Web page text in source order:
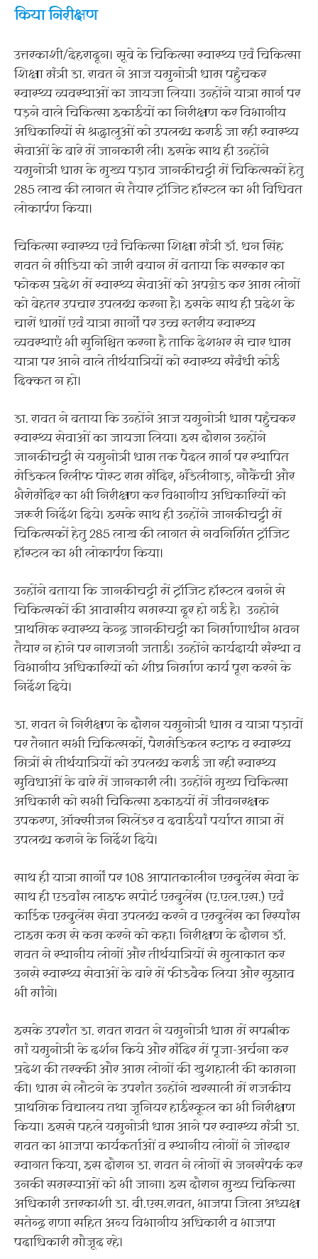
किया निरीक्षण
उत्तरकाशी/देहरादून। सूबे के चिकित्सा स्वास्थ्य एवं चिकित्सा
शिक्षा मंत्री डा. रावत ने आज यमुनोत्री धाम पहुंचकर
स्वास्थ्य व्यवस्थाओं का जायजा लिया। उन्होंने यात्रा मार्ग पर
पड़ने वाले चिकित्सा इकाईयों का निरीक्षण कर विभागीय
अधिकारियों से श्रद्धालुओं को उपलब्ध कराई जा रही स्वास्थ्य
सेवाओं के बारे में जानकारी ली। इसके साथ ही उन्होंने
यमुनोत्री धाम के मुख्य पड़ाव जानकीचट्टी में चिकित्सकों हेतु
285 लाख की लागत से तैयार ट्रॉजिट हॉस्टल का भी विधिवत
लोकार्पण किया।
चिकित्सा स्वास्थ्य एवं चिकित्सा शिक्षा मंत्री डॉ. धन सिंह
रावत ने मीडिया को जारी बयान में बताया कि सरकार का
फोकस प्रदेश में स्वास्थ्य सेवाओं को अपग्रेड कर आम लोगों
को बेहतर उपचार उपलब्ध करना है। इसके साथ ही प्रदेश के
चारों धामों एवं यात्रा मार्गों पर उच्च स्तरीय स्वास्थ्य
व्यवस्थाएं भी सुनिश्चित करना है ताकि देशभर से चार धाम
यात्रा पर आने वाले तीर्थयात्रियों को स्वास्थ्य संबंधी कोई
दिक्कत न हो।
डा. रावत ने बताया कि उन्होंने आज यमुनोत्री धाम पहुंचकर
स्वास्थ्य सेवाओं का जायजा लिया। इस दौरान उन्होंने
जानकीचट्टी से यमुनोत्री धाम तक पैदल मार्ग पर स्थापित
मेडिकल रिलीफ पोस्ट राम मंदिर, भंडेलीगाड़, नौकैंची और
भैरोमंदिर का भी निरीक्षण कर विभागीय अधिकारियों को
जरूरी निर्देश दिये। इसके साथ ही उन्होंने जानकीचट्टी में
चिकित्सकों हेतु 285 लाख की लागत से नवनिर्मित ट्रॉजिट
हॉस्टल का भी लोकार्पण किया।
उन्होंने बताया कि जानकीचट्टी में ट्रॉजिट हॉस्टल बनने से
चिकित्सकों की आवासीय समस्या दूर हो गई है। उन्होने
प्राथमिक स्वास्थ्य केन्द्र जानकीचट्टी का निर्माणाधीन भवन
तैयार न होने पर नाराजगी जताई। उन्होंने कार्यदायी संस्था व
विभागीय अधिकारियों को शीघ्र निर्माण कार्य पूरा करने के
निर्देश दिये।
डा. रावत ने निरीक्षण के दौरान यमुनोत्री धाम व यात्रा पड़ावों
पर तैनात सभी चिकित्सकों, पैरामेडिकल स्टाफ व स्वास्थ्य
मित्रों से तीर्थयात्रियों को उपलब्ध कराई जा रही स्वास्थ्य
सुविधाओं के बारे में जानकारी ली। उन्होंने मुख्य चिकित्सा
अधिकारी को सभी चिकित्सा इकाइयों में जीवनरक्षक
उपकरण, ऑक्सीजन सिलेंडर व दवाईयां पर्याप्त मात्रा में
उपलब्ध कराने के निर्देश दिये।
साथ ही यात्रा मार्गों पर 108 आपातकालीन एम्बुलेंस सेवा के
साथ ही एडवांस लाइफ सपोर्ट एम्बुलेंस (ए.एल.एस.) एवं
कार्डिक एम्बुलेंस सेवा उपलब्ध करने व एम्बुलेंस का रिस्पांस
टाइम कम से कम करने को कहा। निरीक्षण के दौरान डॉ.
रावत ने स्थानीय लोगों और तीर्थयात्रियों से मुलाकात कर
उनसे स्वास्थ्य सेवाओं के बारे में फीडबैक लिया और सुझाव
भी मांगे।
इसके उपरांत डा. रावत रावत ने यमुनोत्री धाम में सपत्नीक
मां यमुनोत्री के दर्शन किये और मंदिर में पूजा-अर्चना कर
प्रदेश की तरक्की और आम लोगों की खुशहाली की कामना
की। धाम से लौटने के उपरांत उन्होंने खरसाली में राजकीय
प्राथमिक विद्यालय तथा जूनियर हाईस्कूल का भी निरीक्षण
किया। इससे पहले यमुनोत्री धाम आने पर स्वास्थ्य मंत्री डा.
रावत का भाजपा कार्यकर्ताओं व स्थानीय लोगों ने जोरदार
स्वागत किया, इस दौरान डा. रावत ने लोगों से जनसंपर्क कर
उनकी समस्याओं को भी जाना। इस दौरान मुख्य चिकित्सा
अधिकारी उत्तरकाशी डा. बी.एस.रावत, भाजपा जिला अध्यक्ष
सतेन्द्र राणा सहित अन्य विभागीय अधिकारी व भाजपा
पदाधिकारी मौजूद रहे।